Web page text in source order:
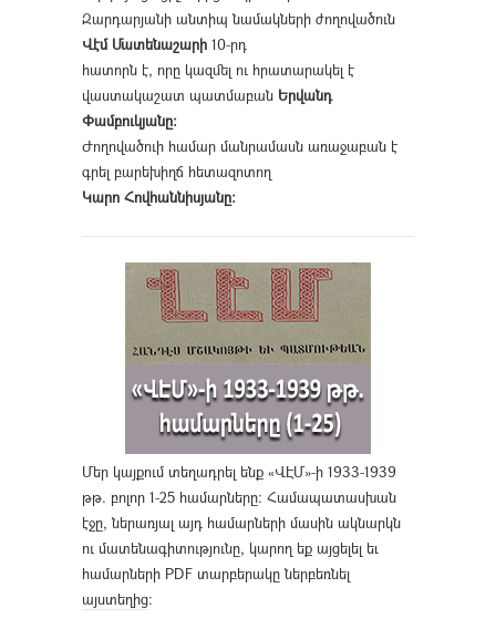
Զարդարյանի անտիպ նամակների ժողովածուն
Վէմ Մատենաշարի 10-րդ
հատորն է, որը կազմել ու հրատարակել է
վաստակաշատ պատմաբան Երվանդ
Փամբուկյանը։
Ժողովածուի համար մանրամասն առաջաբան է
գրել բարեխիղճ հետազոտող
Կարո Հովհաննիսյանը։
Մեր կայքում տեղադրել ենք «ՎԷՄ»-ի 1933-1939
թթ. բոլոր 1-25 համարները։ Համապատասխան
էջը, ներառյալ այդ համարների մասին ակնարկն
ու մատենագիտությունը, կարող եք այցելել եւ
համարների PDF տարբերակը ներբեռնել
այստեղից։